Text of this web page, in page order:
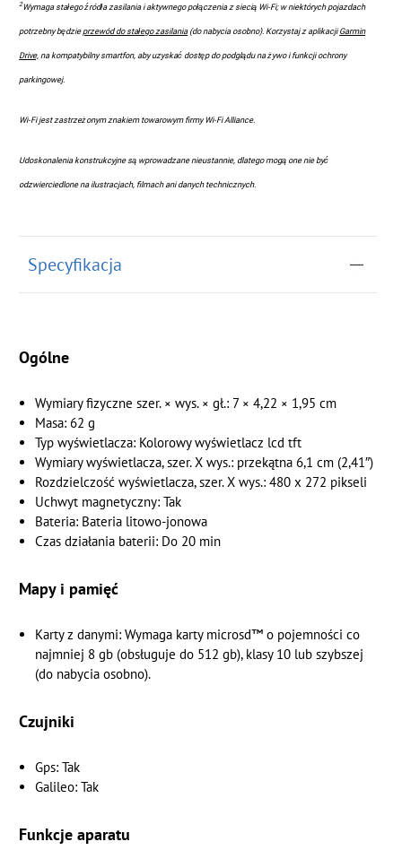
2Wymaga stałego źródła zasilania i aktywnego połączenia z siecią Wi-Fi; w niektórych pojazdach
potrzebny będzie przewód do stałego zasilania (do nabycia osobno). Korzystaj z aplikacji Garmin
Drive, na kompatybilny smartfon, aby uzyskać dostęp do podglądu na żywo i funkcji ochrony
parkingowej.
Wi-Fi jest zastrzeżonym znakiem towarowym firmy Wi-Fi Alliance.
Udoskonalenia konstrukcyjne są wprowadzane nieustannie, dlatego mogą one nie być
odzwierciedlone na ilustracjach, filmach ani danych technicznych.
Specyfikacja
Ogólne
Wymiary fizyczne szer. × wys. × gł.: 7 × 4,22 × 1,95 cm
Masa: 62 g
Typ wyświetlacza: Kolorowy wyświetlacz lcd tft
Wymiary wyświetlacza, szer. X wys.: przekątna 6,1 cm (2,41″)
Rozdzielczość wyświetlacza, szer. X wys.: 480 x 272 pikseli
Uchwyt magnetyczny: Tak
Bateria: Bateria litowo-jonowa
Czas działania baterii: Do 20 min
Mapy i pamięć
Karty z danymi: Wymaga karty microsd™ o pojemności co
najmniej 8 gb (obsługuje do 512 gb), klasy 10 lub szybszej
(do nabycia osobno).
Czujniki
Gps: Tak
Galileo: Tak
Funkcje aparatu